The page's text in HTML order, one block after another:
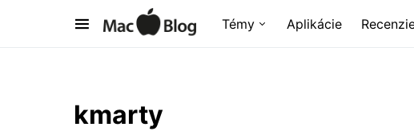
Témy Aplikácie
kmarty